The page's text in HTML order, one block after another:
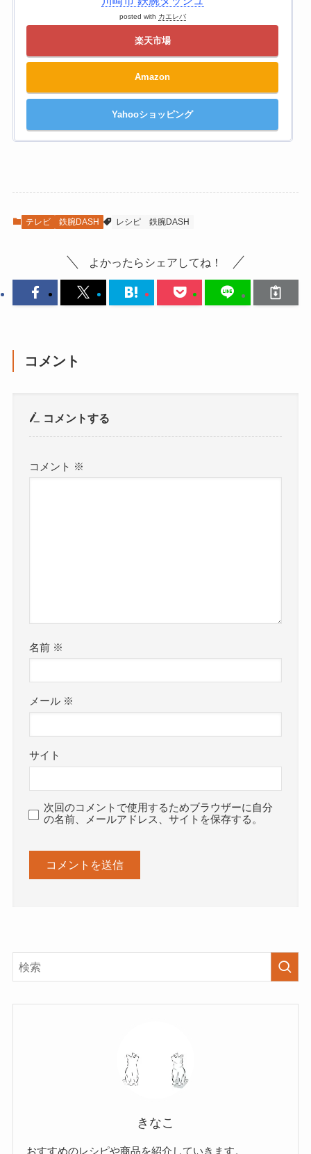
posted with カエレバ
楽天市場
Amazon
Yahooショッピング
テレビ 鉄腕DASH レシピ 鉄腕DASH
よかったらシェアしてね！
コメント
コメントする
コメント ※
名前 ※
メール ※
サイト
次回のコメントで使用するためブラウザーに自分
の名前、メールアドレス、サイトを保存する。
きなこ
おすすめのレシピや商品を紹介していきます。